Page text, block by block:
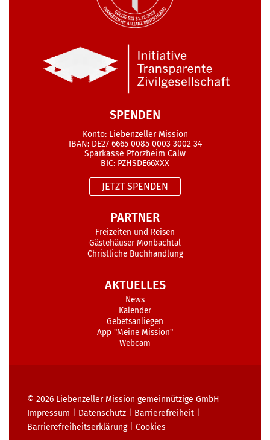
SPENDEN
Konto: Liebenzeller Mission
IBAN: DE27 6665 0085 0003 3002 34
Sparkasse Pforzheim Calw
BIC: PZHSDE66XXX
JETZT SPENDEN
PARTNER
Freizeiten und Reisen
Gästehäuser Monbachtal
Christliche Buchhandlung
AKTUELLES
News
Kalender
Gebetsanliegen
App "Meine Mission"
Webcam
© 2026 Liebenzeller Mission gemeinnützige GmbH
Impressum
Datenschutz Barrierefreiheit
Barrierefreiheits­erklärung| Cookies